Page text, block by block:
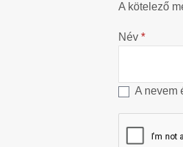
A kötelező
Név *
A nevem